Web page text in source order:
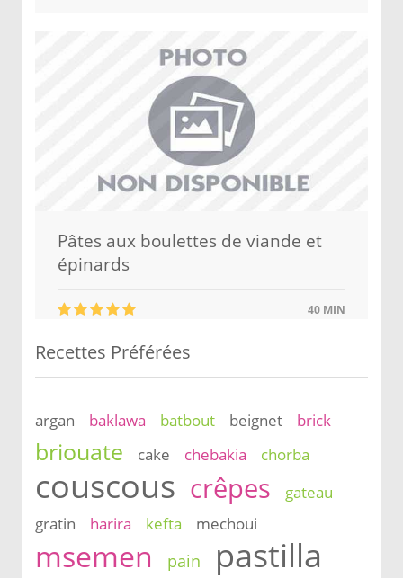
Pâtes aux boulettes de viande et
épinards
40 MIN
Recettes Préférées
argan baklawa batbout beignet brick
briouate cake chebakia chorba
couscous crêpes
gateau
gratin
harira kefta mechoui
msemen pain pastilla